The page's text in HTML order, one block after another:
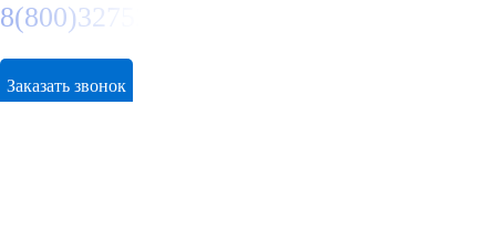
8(800)3275280
Заказать звонок